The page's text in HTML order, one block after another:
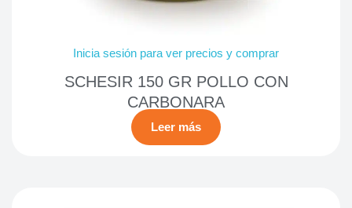
Inicia sesión para ver precios y comprar
SCHESIR 150 GR POLLO CON
CARBONARA
Leer más